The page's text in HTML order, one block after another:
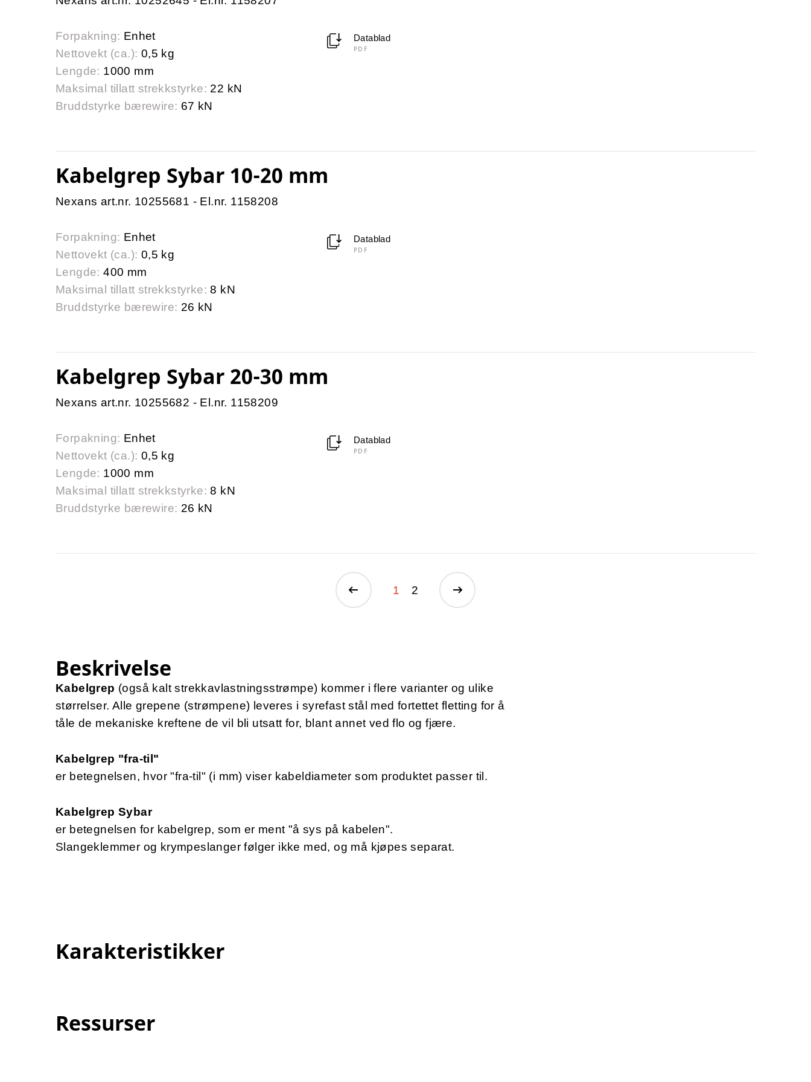
Forpakning: Enhet
Nettovekt (ca.): 0,5 kg
Lengde: 1000 mm
Maksimal tillatt strekkstyrke: 22 kN
Bruddstyrke bærewire: 67 kN
Datablad
PDF
Kabelgrep Sybar 10-20 mm
Nexans art.nr. 10255681 - El.nr. 1158208
Forpakning: Enhet
Nettovekt (ca.): 0,5 kg
Lengde: 400 mm
Maksimal tillatt strekkstyrke: 8 kN
Bruddstyrke bærewire: 26 kN
Datablad
PDF
Kabelgrep Sybar 20-30 mm
Nexans art.nr. 10255682 - El.nr. 1158209
Forpakning: Enhet
Nettovekt (ca.): 0,5 kg
Lengde: 1000 mm
Maksimal tillatt strekkstyrke: 8 kN
Bruddstyrke bærewire: 26 kN
Datablad
PDF
1 2
Beskrivelse
Kabelgrep (også kalt strekkavlastningsstrømpe) kommer i flere varianter og ulike
størrelser. Alle grepene (strømpene) leveres i syrefast stål med fortettet fletting for å
tåle de mekaniske kreftene de vil bli utsatt for, blant annet ved flo og fjære.
Kabelgrep "fra-til"
er betegnelsen, hvor "fra-til" (i mm) viser kabeldiameter som produktet passer til.
Kabelgrep Sybar
er betegnelsen for kabelgrep, som er ment "å sys på kabelen".
Slangeklemmer og krympeslanger følger ikke med, og må kjøpes separat.
Karakteristikker
Ressurser